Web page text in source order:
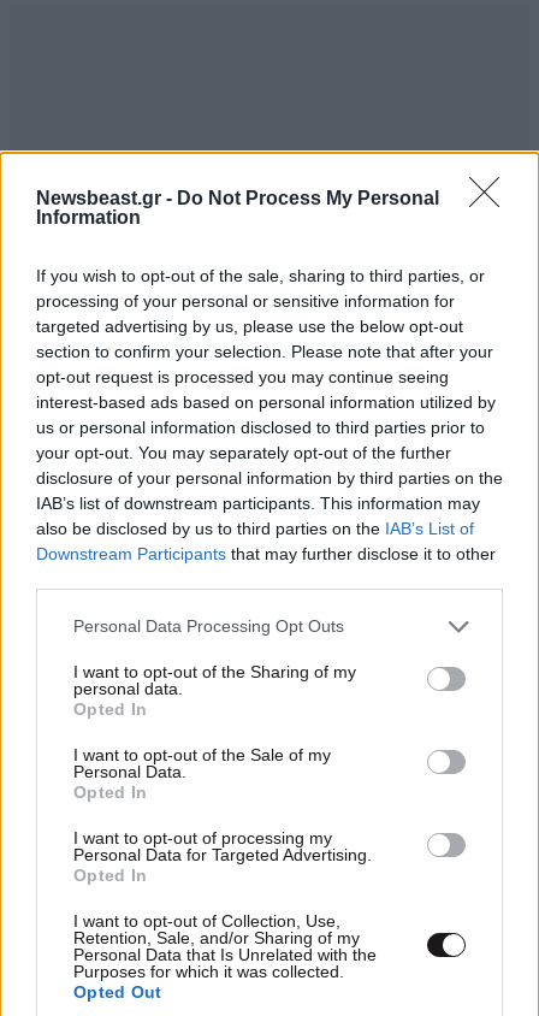
Newsbeast.gr - Do Not Process My Personal
Information
If you wish to opt-out of the sale, sharing to third parties, or
processing of your personal or sensitive information for
targeted advertising by us, please use the below opt-out
section to confirm your selection. Please note that after your
opt-out request is processed you may continue seeing
interest-based ads based on personal information utilized by
us or personal information disclosed to third parties prior to
your opt-out. You may separately opt-out of the further
disclosure of your personal information by third parties on the
IAB’s list of downstream participants. This information may
also be disclosed by us to third parties on the IAB’s List of
Downstream Participants that may further disclose it to other
Please note that this website/app uses one or more Google
not limited to your visit or usage behaviour. You may click to
grant or deny consent to Google and its third-party tags to
use your data for below specified purposes in below Google
consent section.
Personal Data Processing Opt Outs
I want to opt-out of the Sharing of my
personal data.
Opted In
I want to opt-out of the Sale of my
Personal Data.
Opted In
I want to opt-out of processing my
Personal Data for Targeted Advertising.
Opted In
I want to opt-out of Collection, Use,
Retention, Sale, and/or Sharing of my
Personal Data that Is Unrelated with the
Purposes for which it was collected.
Opted Out
TRENDING
LIFESTYLE07·08·2026 18:48
Ξεσπά ο Χρήστος Δάντης: «Δεν περίμενα την